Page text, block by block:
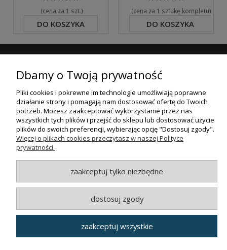
(cena za 1 szt.)
DO KOSZYKA
(cena za 1 sztukę kompletu)
DO KOSZYKA
ZAKUPY
POMOC
INFORMACJE
Wszystkie prawa zastrzeżone.
Dbamy o Twoją prywatność
Pliki cookies i pokrewne im technologie umożliwiają poprawne
działanie strony i pomagają nam dostosować ofertę do Twoich
potrzeb. Możesz zaakceptować wykorzystanie przez nas
wszystkich tych plików i przejść do sklepu lub dostosować użycie
plików do swoich preferencji, wybierając opcję "Dostosuj zgody".
Więcej o plikach cookies przeczytasz w naszej Polityce
prywatności.
zaakceptuj tylko niezbędne
dostosuj zgody
zaakceptuj wszystkie